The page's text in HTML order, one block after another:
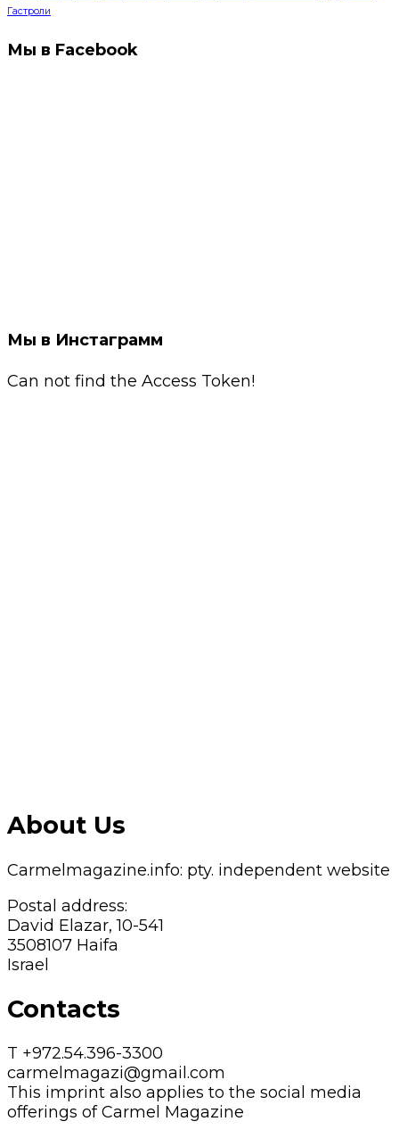
Гастроли
Мы в Facebook
Мы в Инстаграмм
Can not find the Access Token!
About Us
Carmelmagazine.info: pty. independent website
Postal address:
David Elazar, 10-541
3508107 Haifa
Israel
Contacts
T +972.54.396-3300
carmelmagazi@gmail.com
This imprint also applies to the social media
offerings of Carmel Magazine